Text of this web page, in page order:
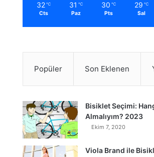
32 ℃
Cts
31 ℃
Paz
30 ℃
Pts
29 ℃
Sal
Popüler Son Eklenen
Bisiklet Seçimi:
Almalıyım? 2023
Ekim 7, 2020
Viola Brand ile